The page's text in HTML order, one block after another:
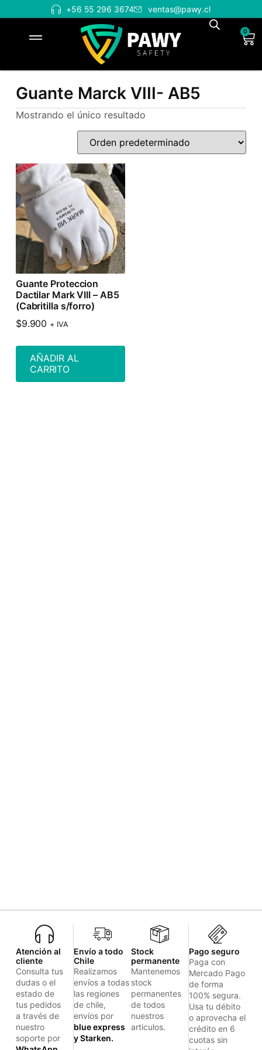
+56 55 296 3674 ventas@pawy.cl
0
Guante Marck VIII- AB5
Mostrando el único resultado
Guante Proteccion
Dactilar Mark VIII – AB5
(Cabritilla s/forro)
$9.900 + IVA
AÑADIR AL
CARRITO
Atención al
cliente
Consulta tus
dudas o el
estado de
tus pedidos
a través de
nuestro
soporte por
Envío a todo
Chile
Realizamos
envíos a todas
las regiones
de chile,
envíos por
blue express
y Starken.
Stock
permanente
Mantenemos
stock
permanentes
de todos
nuestros
articulos.
Pago seguro
Paga con
Mercado Pago
de forma
100% segura.
Usa tu débito
o aprovecha el
crédito en 6
cuotas sin